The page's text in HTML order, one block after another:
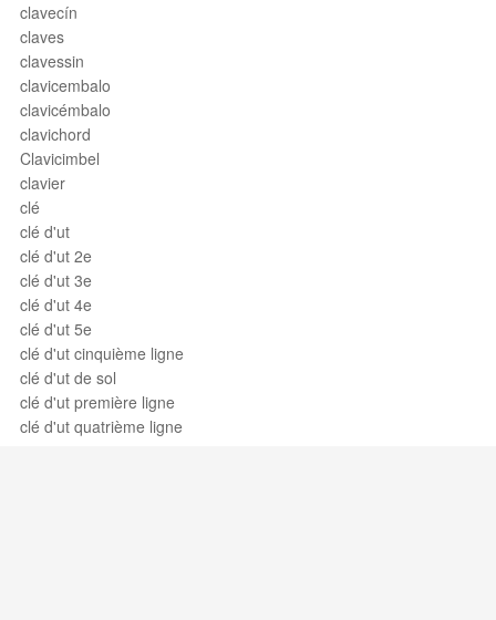
clavecín
claves
clavessin
clavicembalo
clavicémbalo
clavichord
Clavicimbel
clavier
clé
clé d'ut
clé d'ut 2e
clé d'ut 3e
clé d'ut 4e
clé d'ut 5e
clé d'ut cinquième ligne
clé d'ut de sol
clé d'ut première ligne
clé d'ut quatrième ligne